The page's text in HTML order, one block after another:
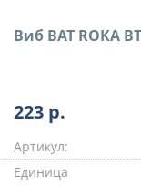
Виб BAT ROKA
223 р.
Артикул:
Единица